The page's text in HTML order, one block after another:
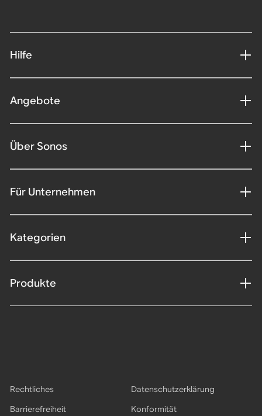
Hilfe
Angebote
Über Sonos
Für Unternehmen
Kategorien
Produkte
Rechtliches
Datenschutzerklärung
Barrierefreiheit
Konformität